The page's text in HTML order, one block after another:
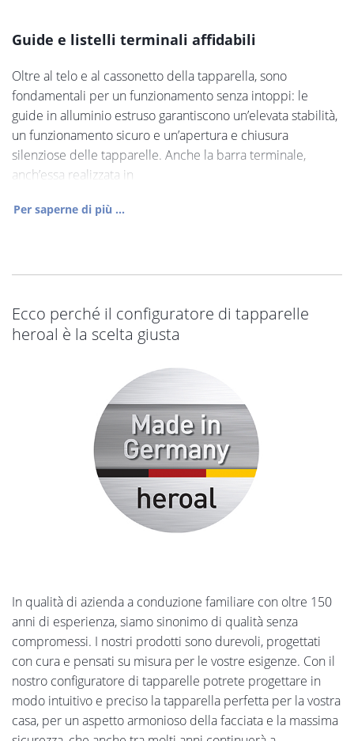
Guide e listelli terminali affidabili
Oltre al telo e al cassonetto della tapparella, sono
fondamentali per un funzionamento senza intoppi: le
guide in alluminio estruso garantiscono un’elevata stabilità,
un funzionamento sicuro e un’apertura e chiusura
silenziose delle tapparelle. Anche la barra terminale,
anch’essa realizzata in
Per saperne di più ...
Ecco perché il configuratore di tapparelle
heroal è la scelta giusta
In qualità di azienda a conduzione familiare con oltre 150
anni di esperienza, siamo sinonimo di qualità senza
compromessi. I nostri prodotti sono durevoli, progettati
con cura e pensati su misura per le vostre esigenze. Con il
nostro configuratore di tapparelle potrete progettare in
modo intuitivo e preciso la tapparella perfetta per la vostra
casa, per un aspetto armonioso della facciata e la massima